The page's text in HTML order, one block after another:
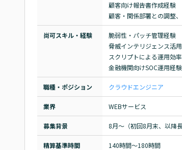
顧客向け報告書作成経験
顧客・関係部署との調整
尚可スキル・経験
脆弱性・パッチ管理経験
脅威インテリジェンス活
スクリプトによる運用効
金融機関向けSOC運用経験
職種・ポジション クラウドエンジニア
業界 WEBサービス
募集背景 8月～（初回8月末、以降長
精算基準時間 140時間〜180時間